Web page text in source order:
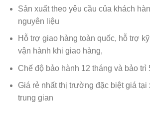
Sản xuất theo yêu cầu của khách
nguyên liệu
Hỗ trợ giao hàng toàn quốc, hỗ trợ
vận hành khi giao hàng,
Chế độ bảo hành 12 tháng và bảo trì
Giá rẻ nhất thị trường đặc biệt giá
trung gian